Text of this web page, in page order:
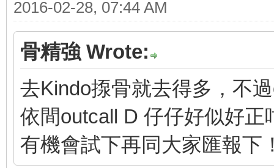
2016-02-28, 07:44 AM
骨精強 Wrote:
去Kindo揼骨就去得多，不
依間outcall D 仔仔好似好正
有機會試下再同大家匯報下